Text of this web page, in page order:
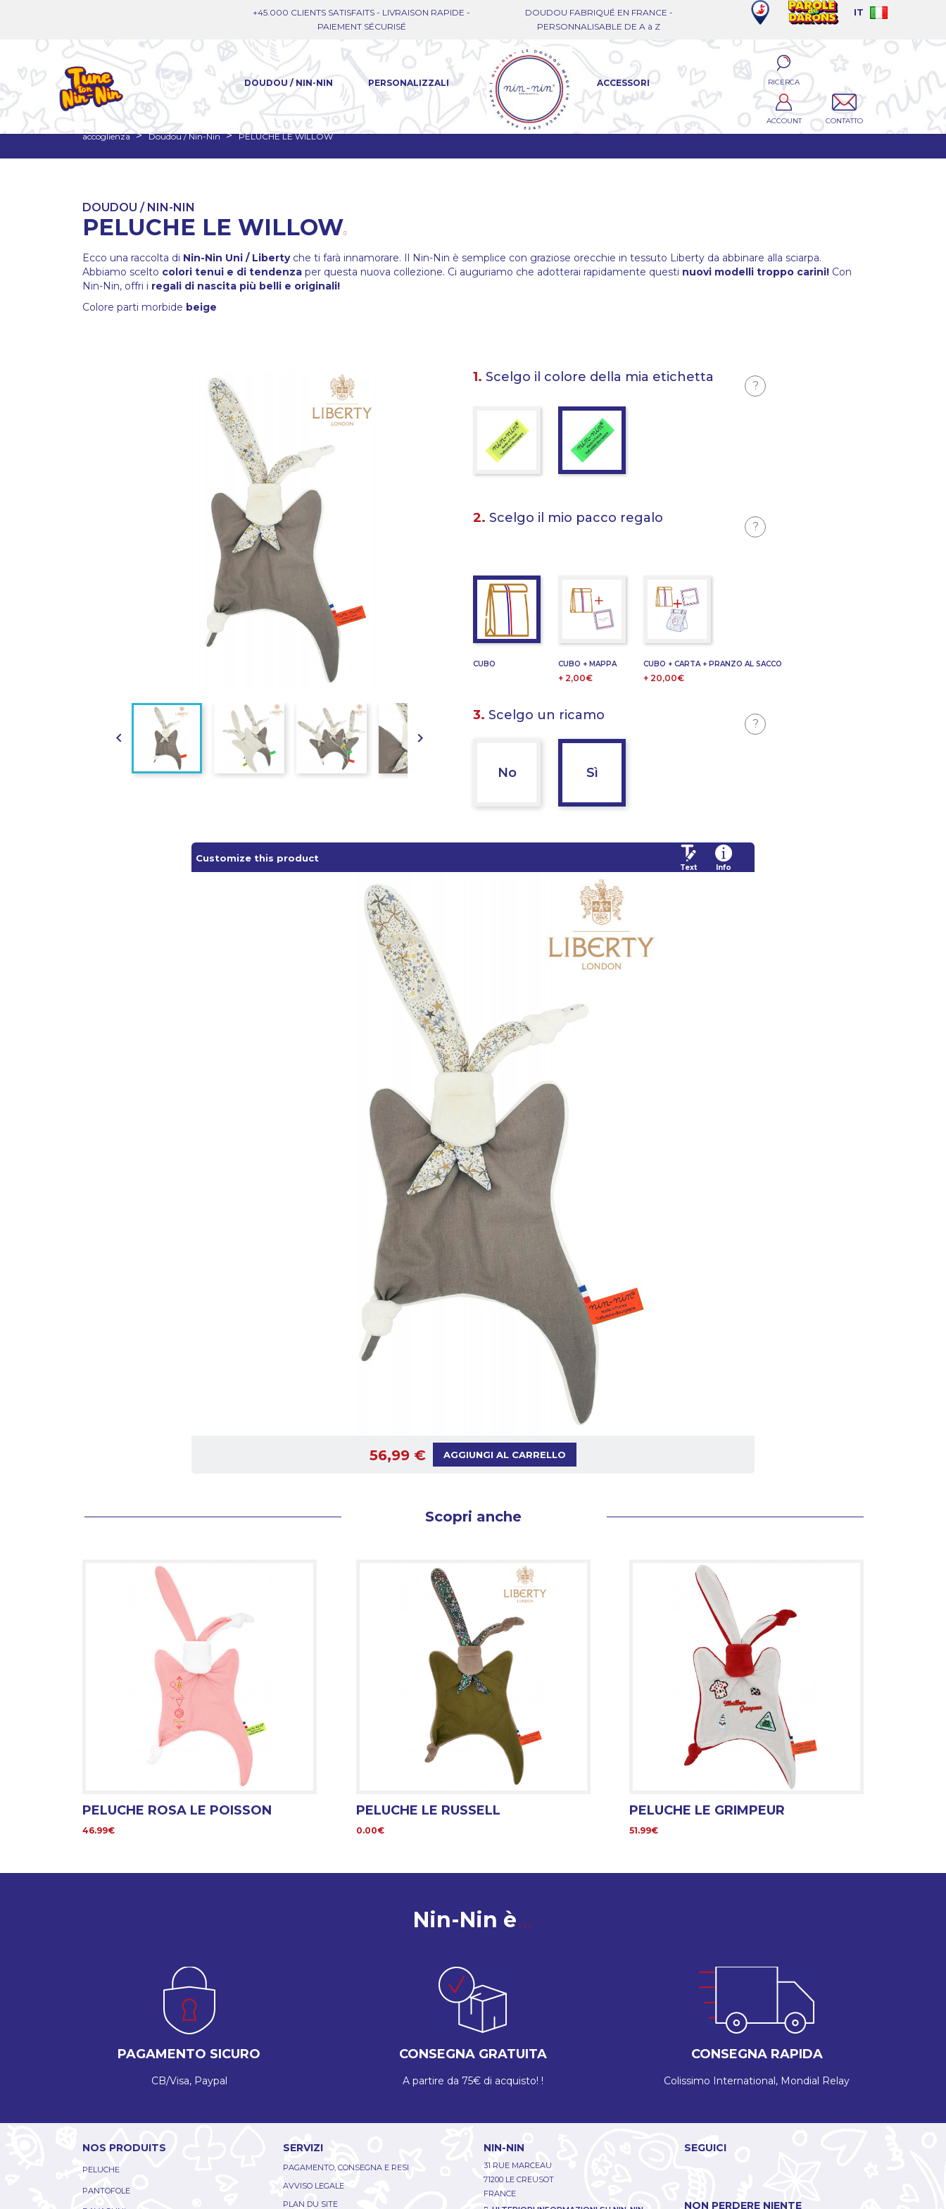
+45.000 CLIENTS SATISFAITS - LIVRAISON RAPIDE -
PAIEMENT SÉCURISÉ
DOUDOU FABRIQUÉ EN FRANCE -
PERSONNALISABLE DE A à Z
IT
DOUDOU / NIN-NIN PERSONALIZZALI ACCESSORI RICERCA
ACCOUNT CONTATTO
accoglienza Doudou / Nin-Nin PELUCHE LE WILLOW
DOUDOU / NIN-NIN
PELUCHE LE WILLOW
Ecco una raccolta di Nin-Nin Uni / Libertyche ti farà innamorare. Il Nin-Nin è semplice con graziose orecchie in tessuto Liberty da abbinare alla sciarpa.
Abbiamo scelto colori tenui e di tendenza per questa nuova collezione. Ci auguriamo che adotterai rapidamente questi nuovi modelli troppo carini! Con
Nin-Nin, offri i regali di nascita più belli e originali!
Colore parti morbide beige
 
1. Scelgo il colore della mia etichetta
?
2. Scelgo il mio pacco regalo
?
CUBO CUBO + MAPPA
+ 2,00€
CUBO + CARTA + PRANZO AL SACCO
+ 20,00€
3. Scelgo un ricamo
?
No Sì
Customize this product
Text Info
56,99 € AGGIUNGI AL CARRELLO
Scopri anche
PELUCHE ROSA LE POISSON
46.99€
PELUCHE LE RUSSELL
0.00€
PELUCHE LE GRIMPEUR
51.99€
Nin-Nin è
PAGAMENTO SICURO
CB/Visa, Paypal
CONSEGNA GRATUITA
A partire da 75€ di acquisto! !
CONSEGNA RAPIDA
Colissimo International, Mondial Relay
NOS PRODUITS
PELUCHE
PANTOFOLE
SERVIZI
PAGAMENTO, CONSEGNA E RESI
AVVISO LEGALE
PLAN DU SITE
NIN-NIN
31 RUE MARCEAU
71200 LE CREUSOT
FRANCE
SEGUICI
NON PERDERE NIENTE